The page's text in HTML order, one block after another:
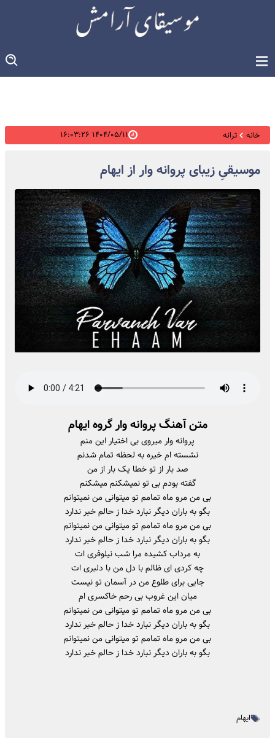
خانه ترانه ۱۴۰۴/۰۵/۱۱ ۱۶:۰۳:۲۶
موسیقیِ زیبای پروانه وار از ایهام
متن آهنگ پروانه وار گروه ایهام
پروانه وار میروی بی اختیار این منم
نشسته ام خیره به لحظه تمام شدنم
صد بار از تو خطا یک بار از من
گفته بودم بی تو نمیشکنم میشکنم
بی من مرو ماه تمامم تو میتوانی من نمیتوانم
بگو به باران دیگر نبارد خدا ز حالم خبر ندارد
بی من مرو ماه تمامم تو میتوانی من نمیتوانم
بگو به باران دیگر نبارد خدا ز حالم خبر ندارد
به مرداب کشیده مرا شب نیلوفری ات
چه کردی ای ظالم با دل من با دلبری ات
جایی برای طلوع من در آسمان تو نیست
میان این غروب بی رحم خاکسری ام
بی من مرو ماه تمامم تو میتوانی من نمیتوانم
بگو به باران دیگر نبارد خدا ز حالم خبر ندارد
بی من مرو ماه تمامم تو میتوانی من نمیتوانم
بگو به باران دیگر نبارد خدا ز حالم خبر ندارد
ایهام